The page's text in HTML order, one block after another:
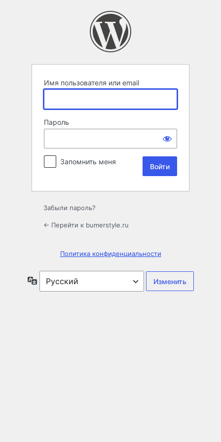
Имя пользователя или email
Пароль
Запомнить меня
Забыли пароль?
← Перейти к bumerstyle.ru
Политика конфиденциальности
Язык